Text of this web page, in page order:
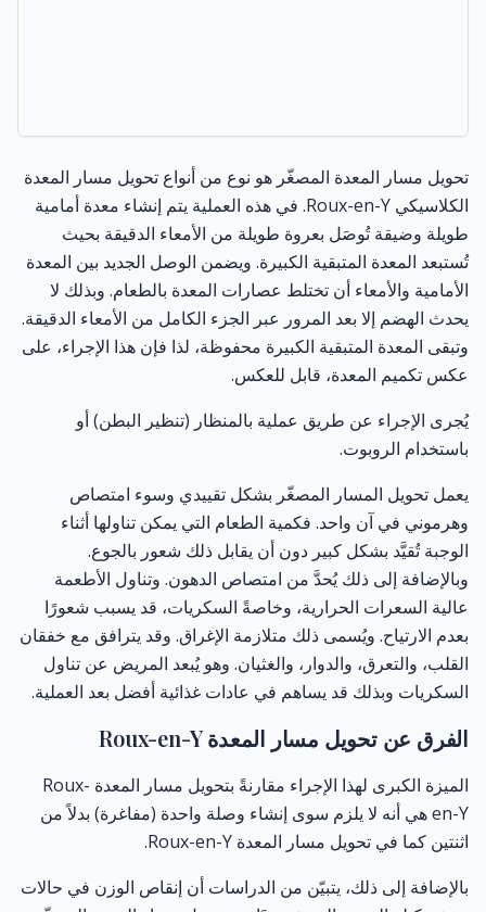
تحويل مسار المعدة المصغّر هو نوع من أنواع تحويل مسار المعدة
الكلاسيكي Roux-en-Y. في هذه العملية يتم إنشاء معدة أمامية
طويلة وضيقة تُوصَل بعروة طويلة من الأمعاء الدقيقة بحيث
تُستبعد المعدة المتبقية الكبيرة. ويضمن الوصل الجديد بين المعدة
الأمامية والأمعاء أن تختلط عصارات المعدة بالطعام. وبذلك لا
يحدث الهضم إلا بعد المرور عبر الجزء الكامل من الأمعاء الدقيقة.
وتبقى المعدة المتبقية الكبيرة محفوظة، لذا فإن هذا الإجراء، على
عكس تكميم المعدة، قابل للعكس.
يُجرى الإجراء عن طريق عملية بالمنظار (تنظير البطن) أو
باستخدام الروبوت.
يعمل تحويل المسار المصغّر بشكل تقييدي وسوء امتصاص
وهرموني في آن واحد. فكمية الطعام التي يمكن تناولها أثناء
الوجبة تُقيَّد بشكل كبير دون أن يقابل ذلك شعور بالجوع.
وبالإضافة إلى ذلك يُحدَّ من امتصاص الدهون. وتناول الأطعمة
عالية السعرات الحرارية، وخاصةً السكريات، قد يسبب شعورًا
بعدم الارتياح. ويُسمى ذلك متلازمة الإغراق. وقد يترافق مع خفقان
القلب، والتعرق، والدوار، والغثيان. وهو يُبعد المريض عن تناول
السكريات وبذلك قد يساهم في عادات غذائية أفضل بعد العملية.
الفرق عن تحويل مسار المعدة Roux-en-Y
الميزة الكبرى لهذا الإجراء مقارنةً بتحويل مسار المعدة Roux-
en-Yهي أنه لا يلزم سوى إنشاء وصلة واحدة (مفاغرة) بدلاً من
اثنتين كما في تحويل مسار المعدة Roux-en-Y.
بالإضافة إلى ذلك، يتبيّن من الدراسات أن إنقاص الوزن في حالات